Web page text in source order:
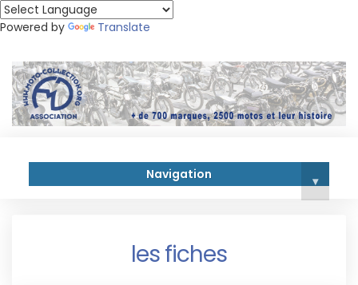
Powered by Translate
Navigation ▾
les fiches